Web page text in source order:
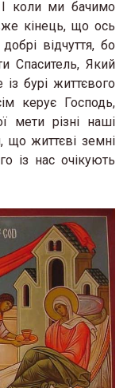
І коли ми бачимо
кінець, що ось
відчуття, бо
Спаситель, Який
бурі життєвого
керує Господь,
мети різні наші
що життєві земні
із нас очікують